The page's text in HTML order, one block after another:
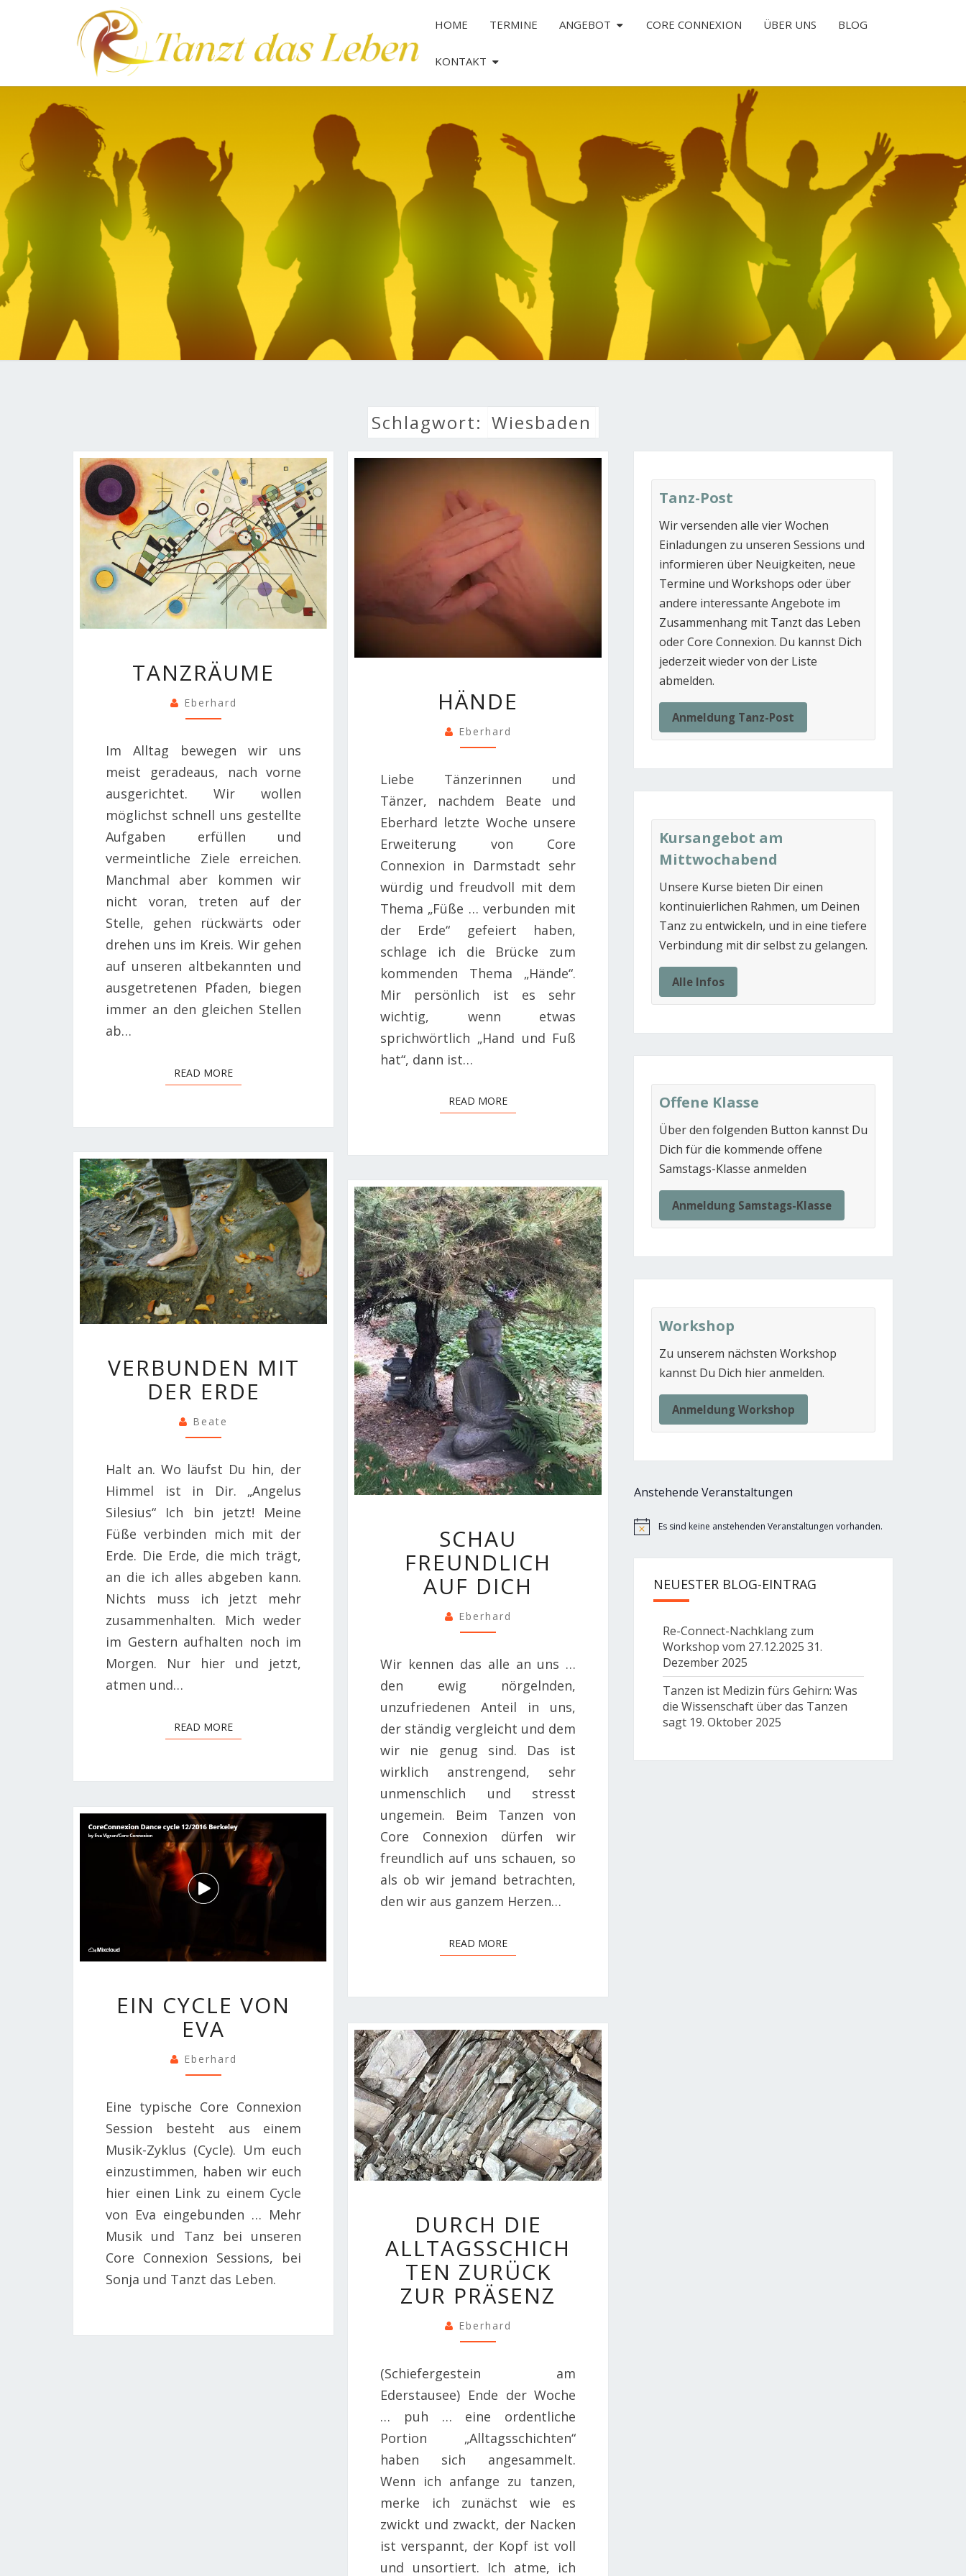
HOME TERMINE ANGEBOT CORE CONNEXION ÜBER UNS BLOG
KONTAKT
TANZT
DAS
LEBEN
Schlagwort: Wiesbaden
TANZRÄUME
Eberhard
Im Alltag bewegen wir uns
meist geradeaus, nach vorne
ausgerichtet. Wir wollen
möglichst schnell uns gestellte
Aufgaben erfüllen und
vermeintliche Ziele erreichen.
Manchmal aber kommen wir
nicht voran, treten auf der
Stelle, gehen rückwärts oder
drehen uns im Kreis. Wir gehen
auf unseren altbekannten und
ausgetretenen Pfaden, biegen
immer an den gleichen Stellen
ab…
READ MOREREAD MORE
HÄNDE
Eberhard
Liebe Tänzerinnen und
Tänzer, nachdem Beate und
Eberhard letzte Woche unsere
Erweiterung von Core
Connexion in Darmstadt sehr
würdig und freudvoll mit dem
Thema „Füße … verbunden mit
der Erde“ gefeiert haben,
schlage ich die Brücke zum
kommenden Thema „Hände“.
Mir persönlich ist es sehr
wichtig, wenn etwas
sprichwörtlich „Hand und Fuß
hat“, dann ist…
READ MOREREAD MORE
MIT
DER
ERDE
VERBUNDEN MIT
DER ERDE
Beate
Halt an. Wo läufst Du hin, der
Himmel ist in Dir. „Angelus
Silesius“ Ich bin jetzt! Meine
Füße verbinden mich mit der
Erde. Die Erde, die mich trägt,
an die ich alles abgeben kann.
Nichts muss ich jetzt mehr
zusammenhalten. Mich weder
im Gestern aufhalten noch im
Morgen. Nur hier und jetzt,
atmen und…
READ MOREREAD MORE
FREUNDLICH
AUF
DICH
SCHAU
FREUNDLICH
AUF DICH
Eberhard
Wir kennen das alle an uns …
den ewig nörgelnden,
unzufriedenen Anteil in uns,
der ständig vergleicht und dem
wir nie genug sind. Das ist
wirklich anstrengend, sehr
unmenschlich und stresst
ungemein. Beim Tanzen von
Core Connexion dürfen wir
freundlich auf uns schauen, so
als ob wir jemand betrachten,
den wir aus ganzem Herzen…
READ MOREREAD MORE
CYCLE
VON
EVA
EIN CYCLE VON
EVA
Eberhard
Eine typische Core Connexion
Session besteht aus einem
Musik-Zyklus (Cycle). Um euch
einzustimmen, haben wir euch
hier einen Link zu einem Cycle
von Eva eingebunden … Mehr
Musik und Tanz bei unseren
Core Connexion Sessions, bei
Sonja und Tanzt das Leben.
DIE
ALLTAGSSCHICHTEN
ZURÜCK
ZUR
PRÄSENZ
DURCH DIE
ALLTAGSSCHICH
TEN ZURÜCK
ZUR PRÄSENZ
Eberhard
(Schiefergestein am
Ederstausee) Ende der Woche
… puh … eine ordentliche
Portion „Alltagsschichten“
haben sich angesammelt.
Wenn ich anfange zu tanzen,
merke ich zunächst wie es
zwickt und zwackt, der Nacken
ist verspannt, der Kopf ist voll
und unsortiert. Ich atme, ich
Tanz-Post
Wir versenden alle vier Wochen
Einladungen zu unseren Sessions und
informieren über Neuigkeiten, neue
Termine und Workshops oder über
andere interessante Angebote im
Zusammenhang mit Tanzt das Leben
oder Core Connexion. Du kannst Dich
jederzeit wieder von der Liste
abmelden.
Anmeldung Tanz-Post
Kursangebot am
Mittwochabend
Unsere Kurse bieten Dir einen
kontinuierlichen Rahmen, um Deinen
Tanz zu entwickeln, und in eine tiefere
Verbindung mit dir selbst zu gelangen.
Alle Infos
Offene Klasse
Über den folgenden Button kannst Du
Dich für die kommende offene
Samstags-Klasse anmelden
Anmeldung Samstags-Klasse
Workshop
Zu unserem nächsten Workshop
kannst Du Dich hier anmelden.
Anmeldung Workshop
Anstehende Veranstaltungen
HinweisEs sind keine anstehenden Veranstaltungen vorhanden.
NEUESTER BLOG-EINTRAG
Re-Connect-Nachklang zum
Workshop vom 27.12.2025 31.
Dezember 2025
Tanzen ist Medizin fürs Gehirn: Was
die Wissenschaft über das Tanzen
sagt 19. Oktober 2025